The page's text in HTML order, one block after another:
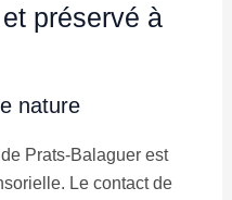
préservé à
nature
Prats-Balaguer est
Le contact de